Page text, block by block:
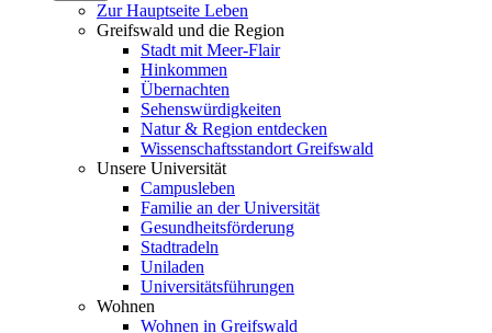
Zur Hauptseite Leben
Greifswald und die Region
Stadt mit Meer-Flair
Hinkommen
Übernachten
Sehenswürdigkeiten
Natur & Region entdecken
Wissenschaftsstandort Greifswald
Unsere Universität
Campusleben
Familie an der Universität
Gesundheitsförderung
Stadtradeln
Uniladen
Universitätsführungen
Wohnen
Wohnen in Greifswald